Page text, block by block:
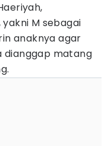
M sebagai
anaknya agar
dianggap matang